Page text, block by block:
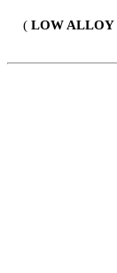
LOW ALLOY
)